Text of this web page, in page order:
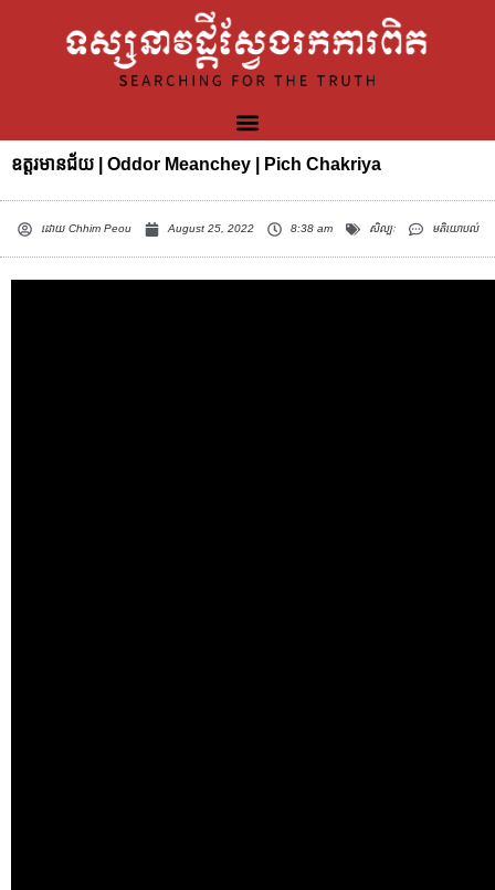
ឧត្តរមានជ័យ | Oddor Meanchey | Pich Chakriya
ដោយChhim Peou August 25, 2022 8:38 am សិល្បៈ មតិយោបល់